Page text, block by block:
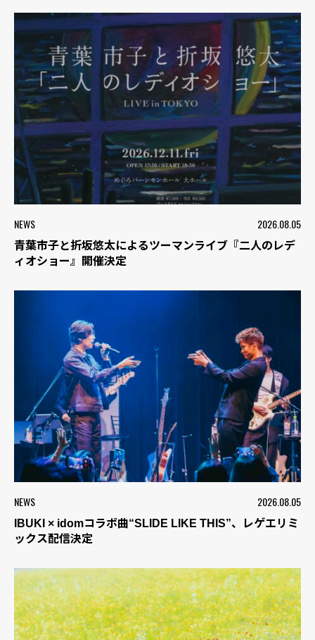
NEWS 2026.08.05
青葉市子と折坂悠太によるツーマンライブ『二人のレデ
ィオショー』開催決定
NEWS 2026.08.05
IBUKI × idomコラボ曲“SLIDE LIKE THIS”、レゲエリミ
ックス配信決定